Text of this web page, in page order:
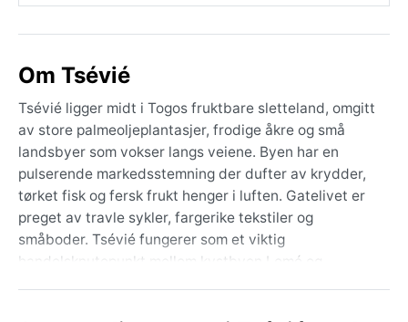
Om Tsévié
Tsévié ligger midt i Togos fruktbare sletteland, omgitt
av store palmeoljeplantasjer, frodige åkre og små
landsbyer som vokser langs veiene. Byen har en
pulserende markedsstemning der dufter av krydder,
tørket fisk og fersk frukt henger i luften. Gatelivet er
preget av travle sykler, fargerike tekstiler og
småboder. Tsévié fungerer som et viktig
handelsknutepunkt mellom kystbyen Lomé og